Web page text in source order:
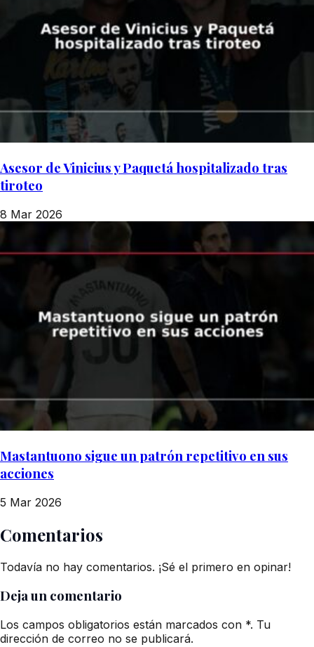
Asesor de Vinicius y Paquetá hospitalizado tras
tiroteo
8 Mar 2026
Mastantuono sigue un patrón repetitivo en sus
acciones
5 Mar 2026
Comentarios
Todavía no hay comentarios. ¡Sé el primero en opinar!
Deja un comentario
Los campos obligatorios están marcados con *. Tu
dirección de correo no se publicará.